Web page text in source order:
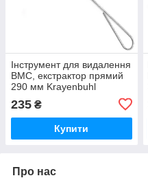
Інструмент для видалення
ВМС, екстрактор прямий
290 мм Krayenbuhl
235 ₴
Купити
Про нас